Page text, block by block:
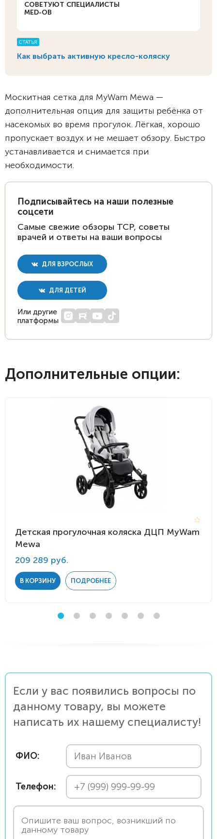
СОВЕТУЮТ СПЕЦИАЛИСТЫ
MED-OB
СТАТЬЯ
Как выбрать активную кресло-коляску
Москитная сетка для MyWam Mewa —
дополнительная опция для защиты ребёнка от
насекомых во время прогулок. Лёгкая, хорошо
пропускает воздух и не мешает обзору. Быстро
устанавливается и снимается при
необходимости.
Подписывайтесь на наши полезные
соцсети
Самые свежие обзоры ТСР, советы
врачей и ответы на ваши вопросы
ДЛЯ ВЗРОСЛЫХ
ДЛЯ ДЕТЕЙ
Или другие
платформы
Дополнительные опции:
Детская прогулочная коляска ДЦП MyWam
Mewa
209 289 руб.
В КОРЗИНУ ПОДРОБНЕЕ
Если у вас появились вопросы по
данному товару, вы можете
написать их нашему специалисту!
ФИО:
Телефон: